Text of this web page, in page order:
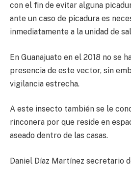
con el fin de evitar alguna
ante un caso de picadura es
inmediatamente a la unidad de
En Guanajuato en el 2018 no se
presencia de este vector, sin
vigilancia estrecha.
A este insecto también se le
rinconera por que reside en
aseado dentro de las casas.
Daniel Díaz Martínez secretario